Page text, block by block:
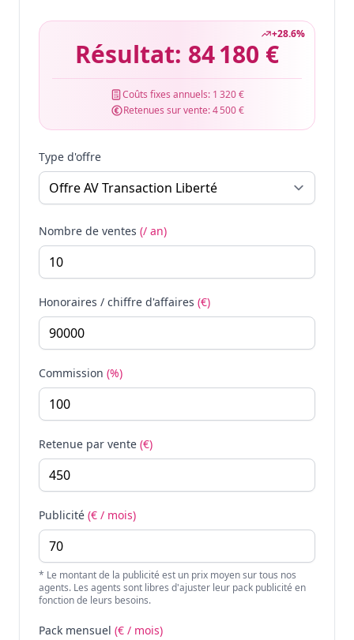
+28.6%
Résultat: 84 180 €
Coûts fixes annuels: 1 320 €
Retenues sur vente:4 500 €
Type d'offre
Nombre de ventes (/ an)
Honoraires / chiffre d'affaires (€)
Commission (%)
Retenue par vente (€)
Publicité (€ / mois)
* Le montant de la publicité est un prix moyen sur tous nos
agents. Les agents sont libres d'ajuster leur pack publicité en
fonction de leurs besoins.
Pack mensuel (€ / mois)